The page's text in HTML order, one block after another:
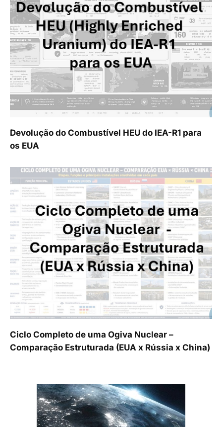
Devolução do Combustível HEU do IEA-R1 para
os EUA
Ciclo Completo de uma Ogiva Nuclear –
Comparação Estruturada (EUA x Rússia x China)